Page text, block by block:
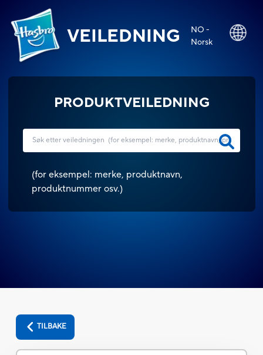
VEILEDNING
NO -
Norsk
PRODUKTVEILEDNING
(for eksempel: merke, produktnavn,
produktnummer osv.)
TILBAKE